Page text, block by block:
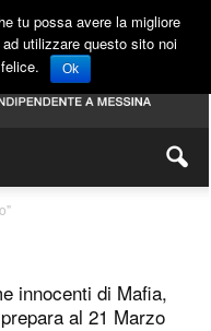
innocenti di Mafia,
al 21 Marzo
tu possa avere la migliore
utilizzare questo sito noi
Ok